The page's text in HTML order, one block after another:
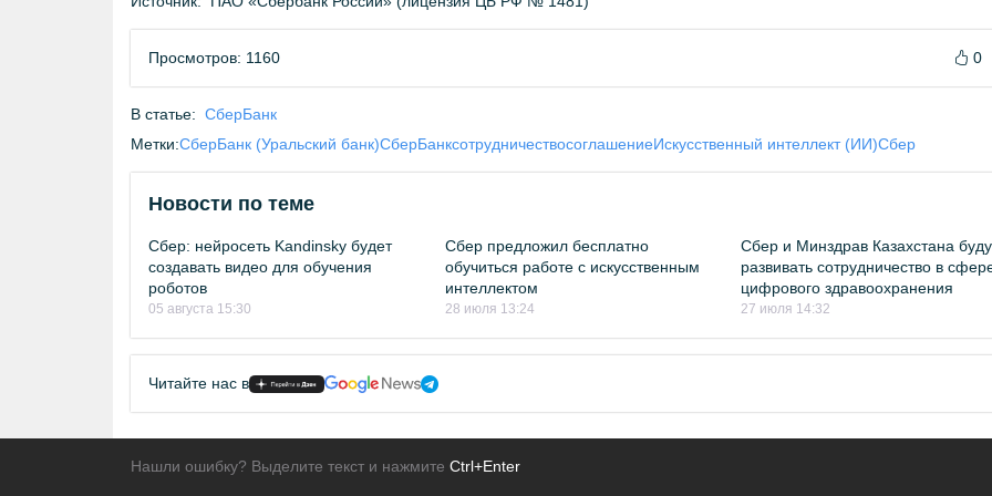
Просмотров: 1160 0
В статье: СберБанк
Метки:СберБанк (Уральский банк)СберБанксотрудничествосоглашениеИскусственный интеллект (ИИ)Сбер
Новости по теме
Сбер: нейросеть Kandinsky будет
создавать видео для обучения
роботов
05 августа 15:30
Сбер предложил бесплатно
обучиться работе с искусственным
интеллектом
28 июля 13:24
Сбер и Минздрав Казахстана
развивать сотрудничество в
цифрового здравоохранения
27 июля 14:32
Читайте нас в
Нашли ошибку? Выделите текст и нажмите Ctrl+Enter